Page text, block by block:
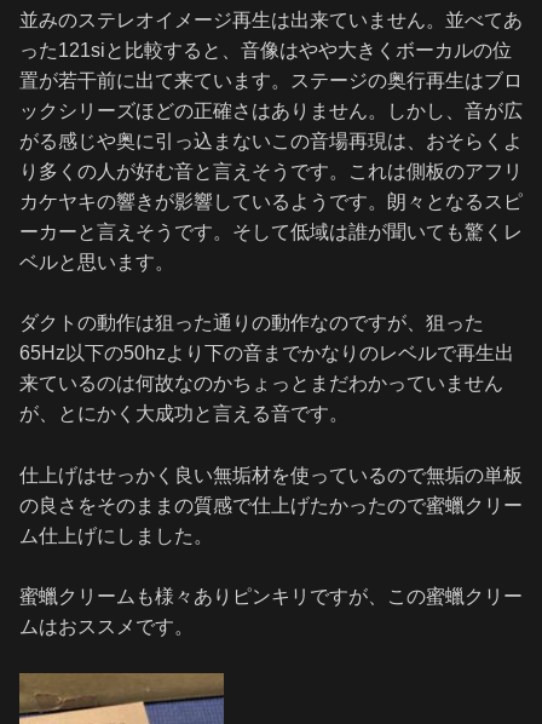
並みのステレオイメージ再生は出来ていません。並べてあ
った121siと比較すると、音像はやや大きくボーカルの位
置が若干前に出て来ています。ステージの奥行再生はブロ
ックシリーズほどの正確さはありません。しかし、音が広
がる感じや奥に引っ込まないこの音場再現は、おそらくよ
り多くの人が好む音と言えそうです。これは側板のアフリ
カケヤキの響きが影響しているようです。朗々となるスピ
ーカーと言えそうです。そして低域は誰が聞いても驚くレ
ベルと思います。
ダクトの動作は狙った通りの動作なのですが、狙った
65Hz以下の50hzより下の音までかなりのレベルで再生出
来ているのは何故なのかちょっとまだわかっていません
が、とにかく大成功と言える音です。
仕上げはせっかく良い無垢材を使っているので無垢の単板
の良さをそのままの質感で仕上げたかったので蜜蠟クリー
ム仕上げにしました。
蜜蠟クリームも様々ありピンキリですが、この蜜蠟クリー
ムはおススメです。